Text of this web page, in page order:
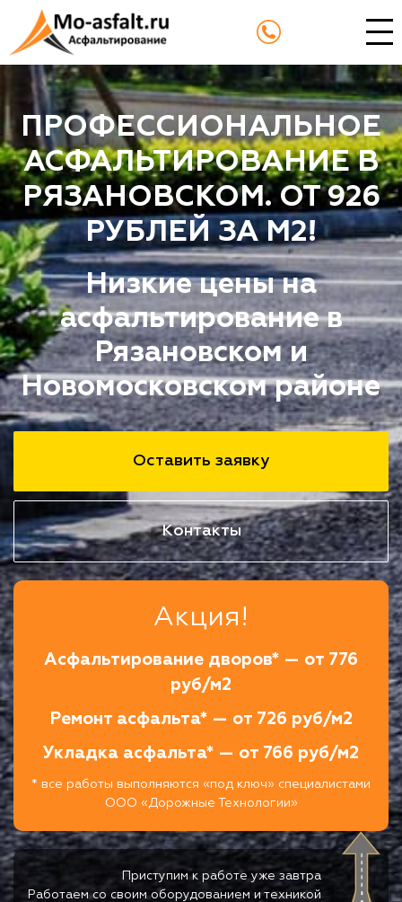
ПРОФЕССИОНАЛЬНОЕ
АСФАЛЬТИРОВАНИЕ В
РЯЗАНОВСКОМ. ОТ 926
РУБЛЕЙ ЗА М2!
Низкие цены на
асфальтирование в
Рязановском и
Новомосковском районе
Оставить заявку
Контакты
Акция!
Асфальтирование дворов* — от 776
руб/м2
Ремонт асфальта* — от 726 руб/м2
Укладка асфальта* — от 766 руб/м2
* все работы выполняются «под ключ» специалистами
ООО «Дорожные Технологии»
Приступим к работе уже завтра
Работаем со своим оборудованием и техникой